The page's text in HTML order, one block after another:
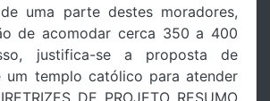
uma parte destes moradores,
de acomodar cerca 350 a 400
justifica-se a proposta de
um templo católico para atender
DE PROJETO RESUMO